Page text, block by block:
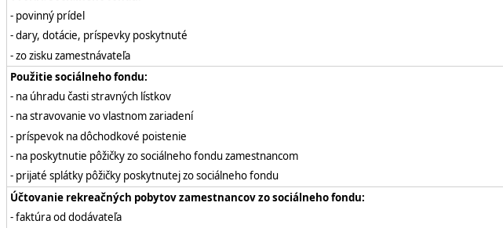
- povinný prídel
- dary, dotácie, príspevky poskytnuté
- zo zisku zamestnávateľa
Použitie sociálneho fondu:
- na úhradu časti stravných lístkov
- na stravovanie vo vlastnom zariadení
- príspevok na dôchodkové poistenie
- na poskytnutie pôžičky zo sociálneho fondu zamestnancom
- prijaté splátky pôžičky poskytnutej zo sociálneho fondu
Účtovanie rekreačných pobytov zamestnancov zo sociálneho fondu:
- faktúra od dodávateľa